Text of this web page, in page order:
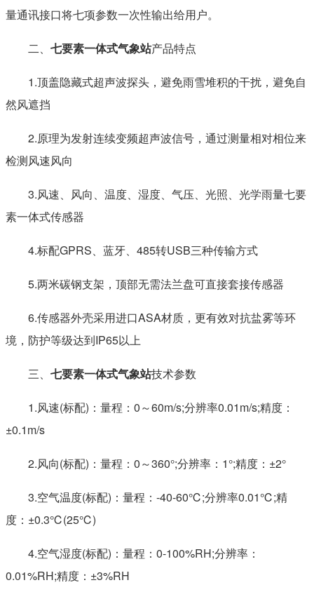
WX-CQX7超声波气象站是一款高度集成、低功耗、可快
速安装、便于野外监测使用的高精度自动气象观测设备。
该设备免调试，可快速布置，广泛运用于气象、农业、林
业、环保、海洋、机场、港口、科学考察、校园教育等领域。
量通讯接口将七项参数一次性输出给用户。
二、 七要素一体式气象站产品特点
1.顶盖隐藏式超声波探头，避免雨雪堆积的干扰，避免自
然风遮挡
2.原理为发射连续变频超声波信号，通过测量相对相位来
检测风速风向
3.风速、风向、温度、湿度、气压、光照、光学雨量七要
素一体式传感器
4.标配GPRS、蓝牙、485转USB三种传输方式
5.两米碳钢支架，顶部无需法兰盘可直接套接传感器
6.传感器外壳采用进口ASA材质，更有效对抗盐雾等环
境，防护等级达到IP65以上
三、 七要素一体式气象站技术参数
1.风速(标配)：量程：0～60m/s;分辨率0.01m/s;精度：
±0.1m/s
2.风向(标配)：量程：0～360°;分辨率：1°;精度：±2°
3.空气温度(标配)：量程：-40-60℃;分辨率0.01℃;精
度：±0.3℃(25℃)
4.空气湿度(标配)：量程：0-100%RH;分辨率：
0.01%RH;精度：±3%RH